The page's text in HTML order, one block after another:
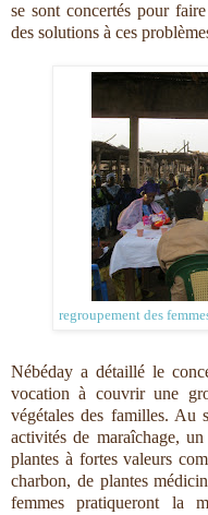
se sont concertés pour
des solutions à ces
regroupement des
Nébéday a détaillé le
vocation à couvrir une
végétales des familles. Au
activités de maraîchage,
plantes à fortes valeurs
charbon, de plantes
femmes pratiqueront la